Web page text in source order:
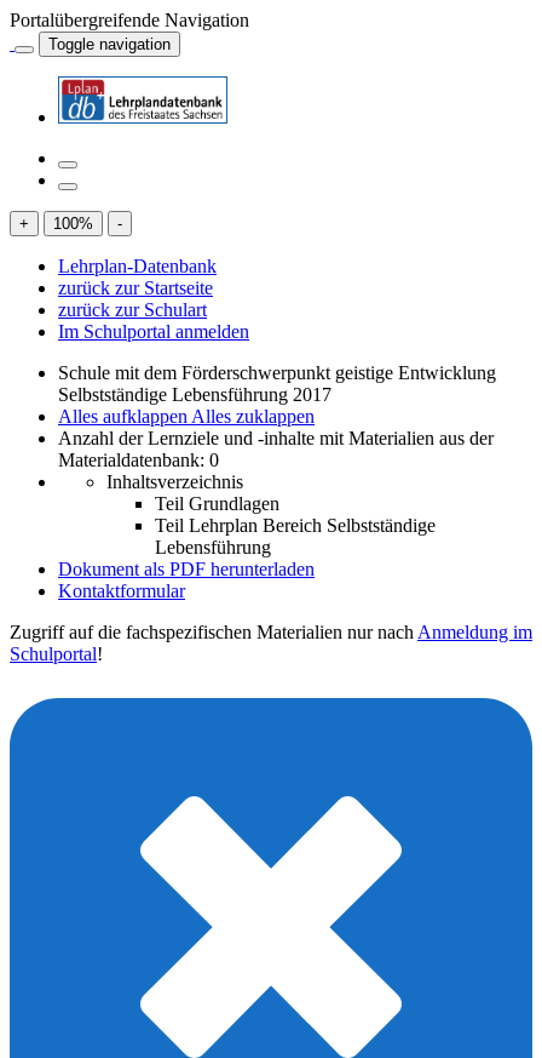
Portalübergreifende Navigation
Toggle navigation
+ 100% -
Lehrplan-Datenbank
zurück zur Startseite
zurück zur Schulart
Im Schulportal anmelden
Schule mit dem Förderschwerpunkt geistige Entwicklung
Selbstständige Lebensführung 2017
Alles aufklappen Alles zuklappen
Anzahl der Lernziele und -inhalte mit Materialien aus der
Materialdatenbank: 0
Inhaltsverzeichnis
Teil Grundlagen
Teil Lehrplan Bereich Selbstständige
Lebensführung
Dokument als PDF herunterladen
Kontaktformular
Zugriff auf die fachspezifischen Materialien nur nach Anmeldung im
Schulportal!